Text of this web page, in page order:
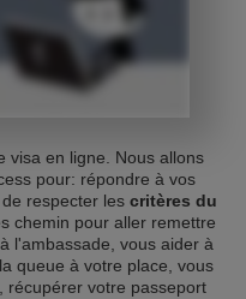
visa en ligne. Nous allons
pour: répondre à vos
respecter les critères du
chemin pour aller remettre
l'ambassade, vous aider à
queue à votre place, vous
récupérer votre passeport